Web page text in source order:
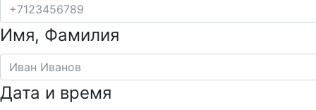
Имя, Фамилия
Дата и время